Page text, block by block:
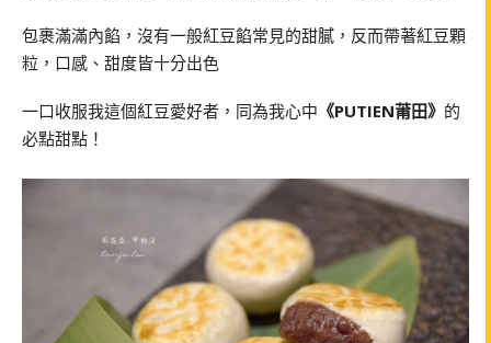
包裹滿滿內餡，沒有一般紅豆餡常見的甜膩，反而帶著紅豆顆
粒，口感、甜度皆十分出色
一口收服我這個紅豆愛好者，同為我心中 《PUTIEN莆田》 的
必點甜點！